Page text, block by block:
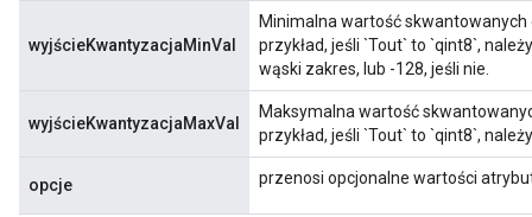
wyjścieKwantyzacjaMinVal
Minimalna wartość skwantowanych
przykład, jeśli `Tout` to `qint8`,
wąski zakres, lub -128, jeśli nie.
wyjścieKwantyzacjaMaxVal
Maksymalna wartość
przykład, jeśli `Tout` to `qint8`,
opcje przenosi opcjonalne wartości